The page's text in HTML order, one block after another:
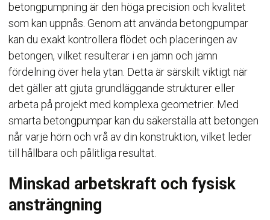
betongpumpning är den höga precision och kvalitet
som kan uppnås. Genom att använda betongpumpar
kan du exakt kontrollera flödet och placeringen av
betongen, vilket resulterar i en jämn och jämn
fördelning över hela ytan. Detta är särskilt viktigt när
det gäller att gjuta grundläggande strukturer eller
arbeta på projekt med komplexa geometrier. Med
smarta betongpumpar kan du säkerställa att betongen
når varje hörn och vrå av din konstruktion, vilket leder
till hållbara och pålitliga resultat.
Minskad arbetskraft och fysisk
ansträngning